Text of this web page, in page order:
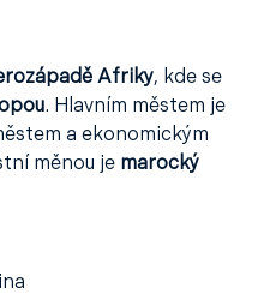
Afriky, kde se
. Hlavním městem je
a ekonomickým
měnou je marocký
starobylých medinách